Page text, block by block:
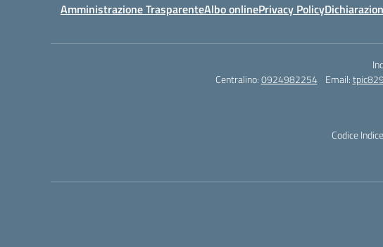
Amministrazione TrasparenteAlbo onlinePrivacy Policy
Centralino:0924982254 Email:
Codice